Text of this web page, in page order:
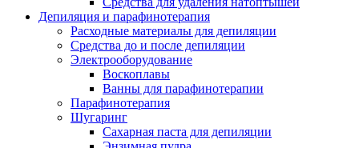
Депиляция и парафинотерапия
Расходные материалы для депиляции
Средства до и после депиляции
Электрооборудование
Воскоплавы
Ванны для парафинотерапии
Парафинотерапия
Шугаринг
Сахарная паста для депиляции